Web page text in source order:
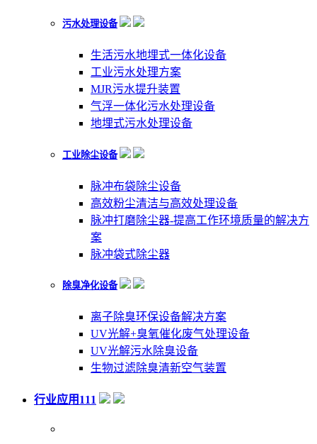
污水处理设备
生活污水地埋式一体化设备
工业污水处理方案
MJR污水提升装置
气浮一体化污水处理设备
地埋式污水处理设备
工业除尘设备
脉冲布袋除尘设备
高效粉尘清洁与高效处理设备
脉冲打磨除尘器-提高工作环境质量的解决方
案
脉冲袋式除尘器
除臭净化设备
离子除臭环保设备解决方案
UV光解+臭氧催化废气处理设备
UV光解污水除臭设备
生物过滤除臭清新空气装置
行业应用111